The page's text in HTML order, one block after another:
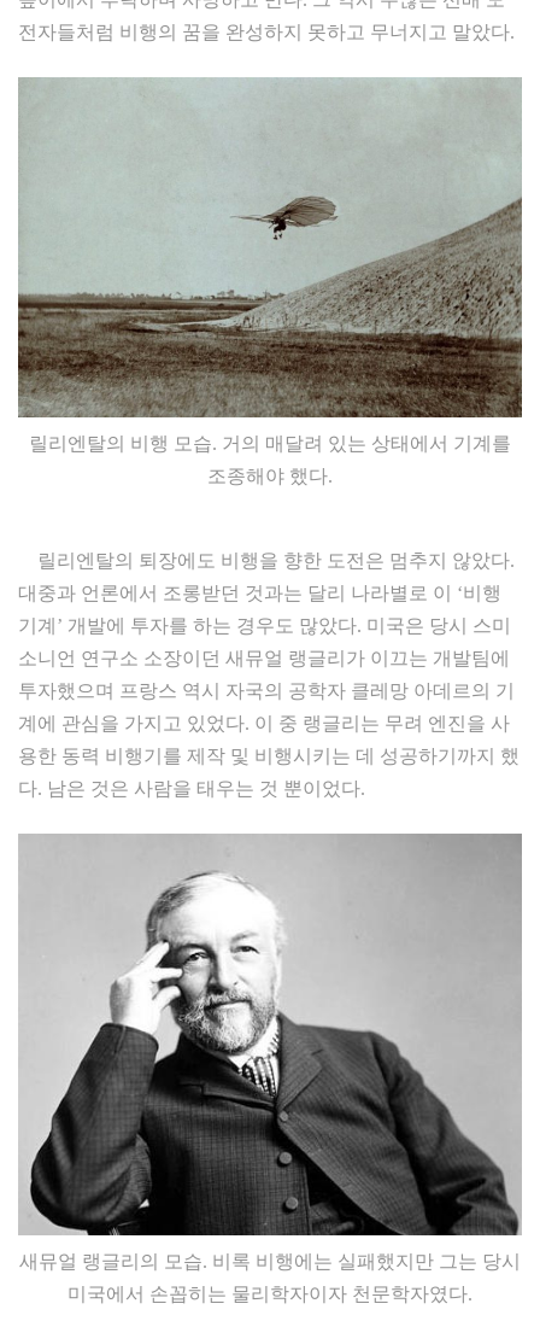
전자들처럼 비행의 꿈을 완성하지 못하고 무너지고 말았다.
릴리엔탈의 비행 모습. 거의 매달려 있는 상태에서 기계를
조종해야 했다.
릴리엔탈의 퇴장에도 비행을 향한 도전은 멈추지 않았다.
대중과 언론에서 조롱받던 것과는 달리 나라별로 이 ‘비행
기계’ 개발에 투자를 하는 경우도 많았다. 미국은 당시 스미
소니언 연구소 소장이던 새뮤얼 랭글리가 이끄는 개발팀에
투자했으며 프랑스 역시 자국의 공학자 클레망 아데르의 기
계에 관심을 가지고 있었다. 이 중 랭글리는 무려 엔진을 사
용한 동력 비행기를 제작 및 비행시키는 데 성공하기까지 했
다. 남은 것은 사람을 태우는 것 뿐이었다.
새뮤얼 랭글리의 모습. 비록 비행에는 실패했지만 그는 당시
미국에서 손꼽히는 물리학자이자 천문학자였다.